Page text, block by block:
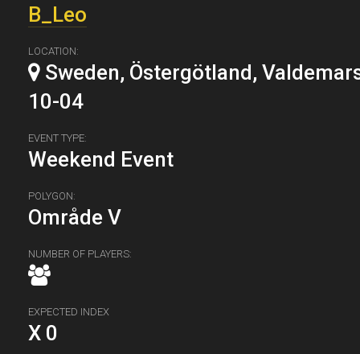
B_Leo
LOCATION:
Sweden, Östergötland,
10-04
EVENT TYPE:
Weekend Event
POLYGON:
Område V
NUMBER OF PLAYERS:
EXPECTED INDEX
X 0